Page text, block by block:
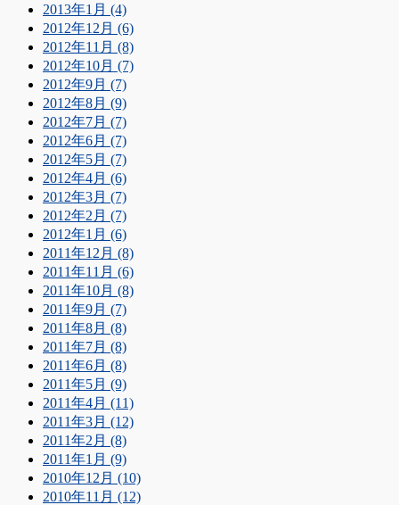
2013年1月 (4)
2012年12月 (6)
2012年11月 (8)
2012年10月 (7)
2012年9月 (7)
2012年8月 (9)
2012年7月 (7)
2012年6月 (7)
2012年5月 (7)
2012年4月 (6)
2012年3月 (7)
2012年2月 (7)
2012年1月 (6)
2011年12月 (8)
2011年11月 (6)
2011年10月 (8)
2011年9月 (7)
2011年8月 (8)
2011年7月 (8)
2011年6月 (8)
2011年5月 (9)
2011年4月 (11)
2011年3月 (12)
2011年2月 (8)
2011年1月 (9)
2010年12月 (10)
2010年11月 (12)